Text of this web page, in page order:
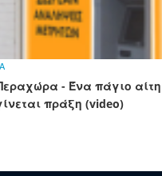
- Ένα πάγιο
πράξη (video)